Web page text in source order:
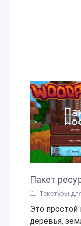
Пакет
Текстуры
Это простой
деревья,